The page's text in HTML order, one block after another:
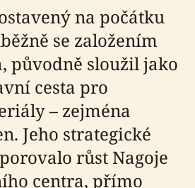
na počátku
se založením
původně sloužil jako
cesta pro
– zejména
Jeho strategické
růst Nagoje
centra, přímo